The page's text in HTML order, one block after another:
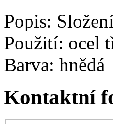
Popis:
Použití: ocel
Barva: hnědá
Kontaktní